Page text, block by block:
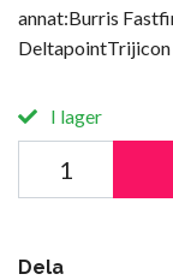
annat:Burris
DeltapointTrijicon
I lager
Dela